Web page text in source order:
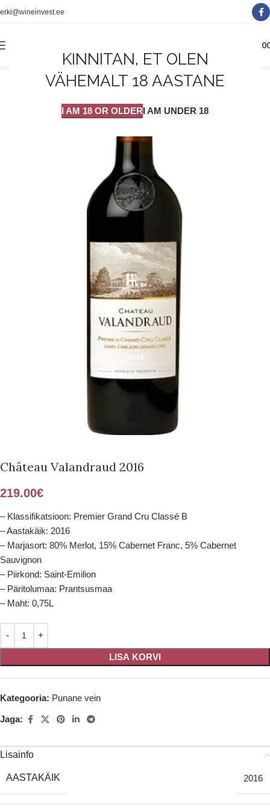
KINNITAN, ET OLEN
VÄHEMALT 18 AASTANE
I AM 18 OR OLDERI AM UNDER 18
erki@wineinvest.ee
Château Valandraud 2016
219.00€
– Klassifikatsioon: Premier Grand Cru Classé B
– Aastakäik: 2016
– Marjasort: 80% Merlot, 15% Cabernet Franc, 5% Cabernet
Sauvignon
– Piirkond: Saint-Emilion
– Päritolumaa: Prantsusmaa
– Maht: 0,75L
LISA KORVI
Kategooria: Punane vein
Jaga:
Lisainfo
AASTAKÄIK 2016